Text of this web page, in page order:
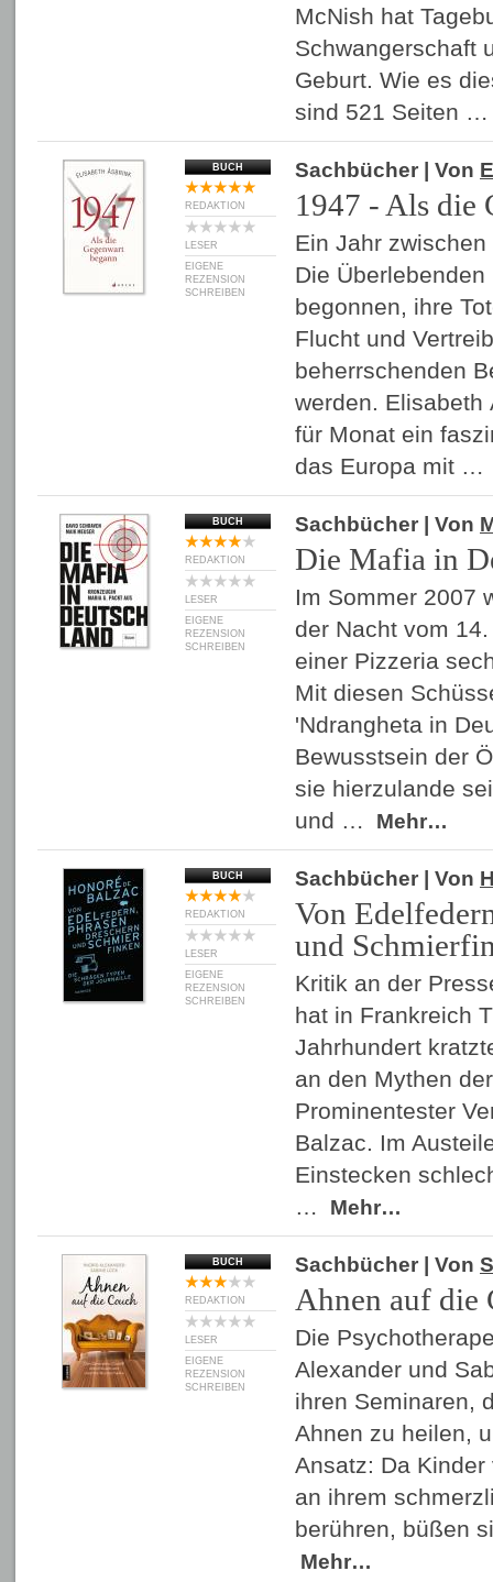
McNish hat
Schwangerschaft
Geburt. Wie es
sind 521 Seiten
BUCH
REDAKTION
LESER
EIGENE
REZENSION
SCHREIBEN
Sachbücher | Von
1947 - Als die
Ein Jahr
Die
begonnen, ihre
Flucht und
beherrschenden
werden. Elisabeth
für Monat ein
das Europa mit …
BUCH
REDAKTION
LESER
EIGENE
REZENSION
SCHREIBEN
Sachbücher | Von
Die Mafia in
Im Sommer 2007
der Nacht vom
einer Pizzeria
Mit diesen
'Ndrangheta in
Bewusstsein der
sie hierzulande
und …
Mehr…
BUCH
REDAKTION
LESER
EIGENE
REZENSION
SCHREIBEN
Sachbücher | Von
Von
und
Kritik an der
hat in Frankreich
Jahrhundert
an den Mythen
Prominentester
Balzac. Im
Einstecken
…
Mehr…
BUCH
REDAKTION
LESER
EIGENE
REZENSION
SCHREIBEN
Sachbücher | Von
Ahnen auf die
Die
Alexander und
ihren Seminaren,
Ahnen zu heilen,
Ansatz: Da
an ihrem
berühren, büßen
Mehr…